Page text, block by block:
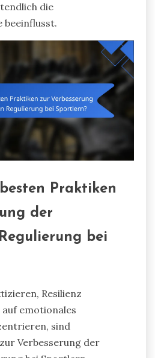
die
beeinflusst.
Praktiken
der
bei
Resilienz
auf emotionales
sind
Verbesserung der